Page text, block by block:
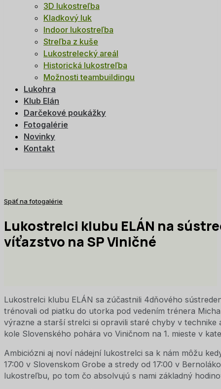
3D lukostreľba
Kladkový luk
Indoor lukostreľba
Streľba z kuše
Lukostrelecký areál
Historická lukostreľba
Možnosti teambuildingu
Lukohra
Klub Elán
Darčekové poukážky
Fotogalérie
Novinky
Kontakt
Späť na fotogalérie
Lukostrelci klubu ELÁN na
víťazstvo na SP Viničné
Lukostrelci klubu ELÁN sa zúčastnili 4dňového
trénovali od piatku do utorka pod vedením trénera
výrazne a starší strelci si opravili staré chyby v
kole Slovenského pohára vo Viničnom na 1. mieste v
Ambiciózni aj noví nádejní lukostrelci sa k nám môžu
17:00 v Slovenskom Grobe a stredy od 17:00 v
lukostreľbu, po tom čo absolvujú s nami základný